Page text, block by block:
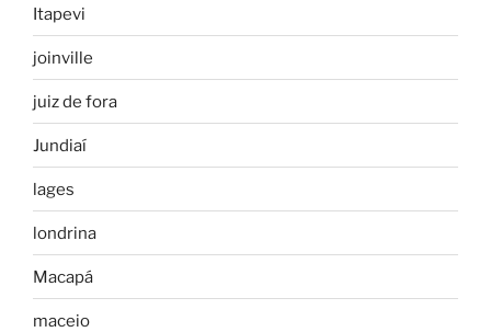
Itapevi
joinville
juiz de fora
Jundiaí
lages
londrina
Macapá
maceio